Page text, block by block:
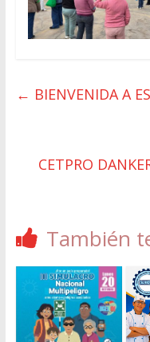
← BIENVENIDA A
CETPRO
También